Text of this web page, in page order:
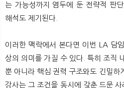
는 가능성까지 염두에 둔 전략적 판
해석도 제기된다.
이러한 맥락에서 본다면 이번 LA 담
상의 의미를 가질 수 있다. 특히 조직
뿐 아니라 핵심 권력 구조와도 긴밀하
강사는 그 조건을 동시에 갖춘 드문